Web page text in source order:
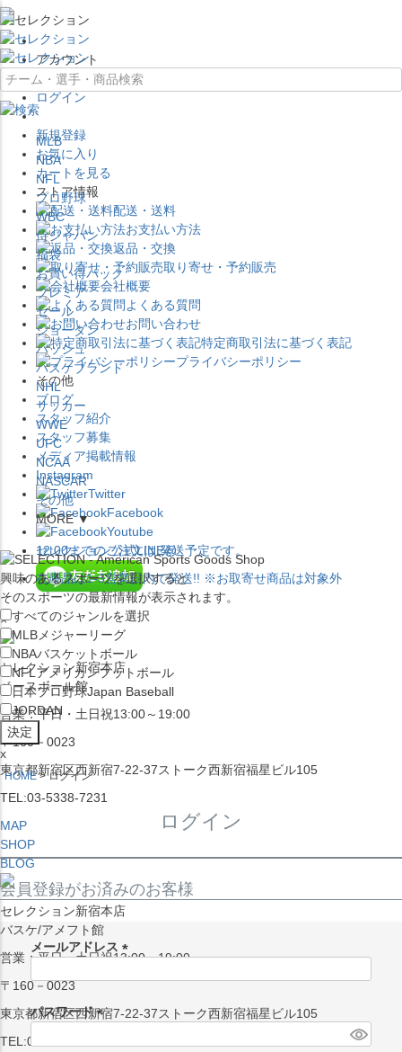
×
アカウント
ログイン
新規登録
お気に入り
カートを見る
ストア情報
配送・送料
お支払い方法
返品・交換
取り寄せ・予約販売
会社概要
よくある質問
お問い合わせ
特定商取引法に基づく表記
プライバシーポリシー
その他
ブログ
スタッフ紹介
スタッフ募集
メディア掲載情報
Instagram
Twitter
Facebook
Youtube
セレクション公式LINE@
×
セレクション新宿本店
ベースボール館
営業：平日・土日祝13:00～19:00
〒160－0023
東京都新宿区西新宿7-22-37ストーク西新宿福星ビル105
TEL:03-5338-7231
MAP
SHOP
BLOG
セレクション新宿本店
バスケ/アメフト館
営業：平日・土日祝13:00～19:00
〒160－0023
東京都新宿区西新宿7-22-37ストーク西新宿福星ビル105
TEL:03-5338-7231
MLB
NBA
NFL
プロ野球
WBC
侍ジャパン
福袋
お買い得パック
プレミア
セール
ジョーダン
バッシュ
バスケブランド
NHL
サッカー
WWE
UFC
NCAA
NASCAR
その他
MORE ▼
12:00までのご注文は発送予定です。
在庫品は1-3営業日内で発送!! ※お取寄せ商品は対象外
興味のあるスポーツを選択すると
そのスポーツの最新情報が表示されます。
すべてのジャンルを選択
MLB メジャーリーグ
NBAバスケットボール
NFLアメリカンフットボール
日本プロ野球Japan Baseball
JORDAN
x
HOME ログイン
ログイン
会員登録がお済みのお客様
メールアドレス
須
)
パスワード